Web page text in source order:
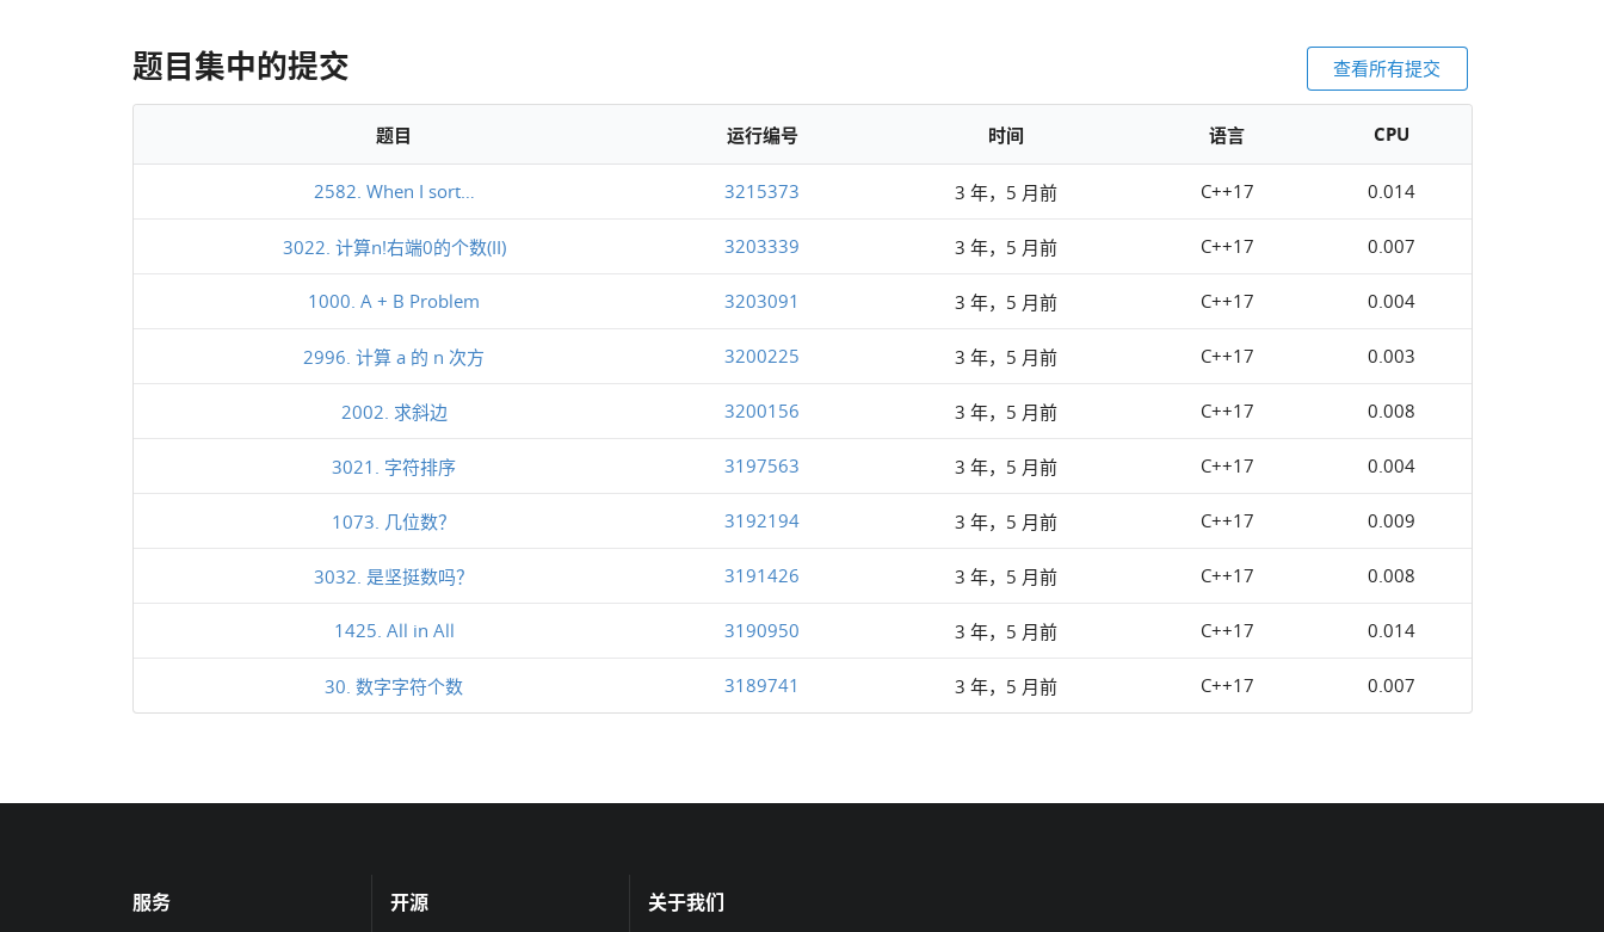
题目集中的提交 查看所有提交
题目 运行编号 时间 语言 CPU
2582. When I sort… 3215373 3 年，5 月前 C++17 0.014
3022. 计算n!右端0的个数(II) 3203339 3 年，5 月前 C++17 0.007
1000. A + B Problem 3203091 3 年，5 月前 C++17 0.004
2996. 计算 a 的 n 次方 3200225 3 年，5 月前 C++17 0.003
2002. 求斜边 3200156 3 年，5 月前 C++17 0.008
3021. 字符排序 3197563 3 年，5 月前 C++17 0.004
1073. 几位数？ 3192194 3 年，5 月前 C++17 0.009
3032. 是坚挺数吗？ 3191426 3 年，5 月前 C++17 0.008
1425. All in All 3190950 3 年，5 月前 C++17 0.014
30. 数字字符个数 3189741 3 年，5 月前 C++17 0.007
服务 开源 关于我们